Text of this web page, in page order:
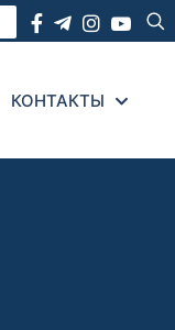
КОНТАКТЫ